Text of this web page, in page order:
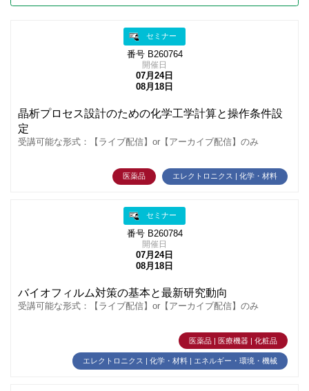
セミナー
番号 B260764
開催日
07月24日
08月18日
晶析プロセス設計のための化学工学計算と操作条件設
定
受講可能な形式：【ライブ配信】or【アーカイブ配信】のみ
医薬品 エレクトロニクス | 化学・材料
セミナー
番号 B260784
開催日
07月24日
08月18日
バイオフィルム対策の基本と最新研究動向
受講可能な形式：【ライブ配信】or【アーカイブ配信】のみ
医薬品 | 医療機器 | 化粧品
エレクトロニクス | 化学・材料 | エネルギー・環境・機械